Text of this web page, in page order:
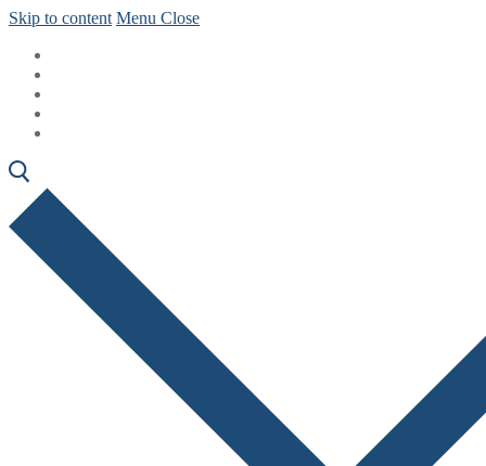
Skip to content Menu Close